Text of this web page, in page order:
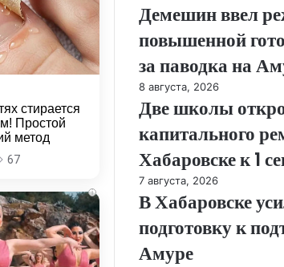
стирается
Простой
метод
67
i
Демешин ввел
повышенной
за паводка на
8 августа, 2026
Две школы
капитального
Хабаровске к 1
7 августа, 2026
В Хабаровске
подготовку к
Амуре